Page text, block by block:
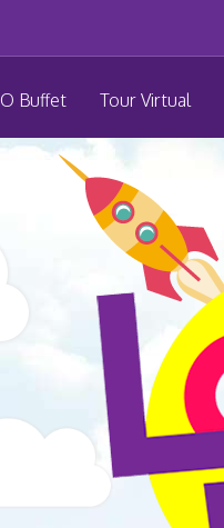
O Buffet Tour Virtual